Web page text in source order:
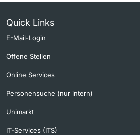
Quick Links
E-Mail-Login
Offene Stellen
Online Services
Personensuche (nur intern)
Unimarkt
IT-Services (ITS)